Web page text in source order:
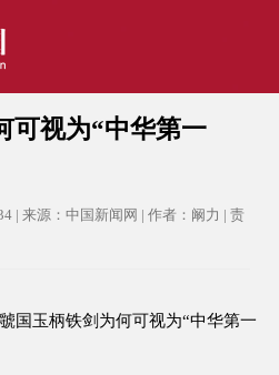
可视为“中华第一
| 来源：中国新闻网 | 作者：阚力 | 责
国玉柄铁剑为何可视为“中华第一